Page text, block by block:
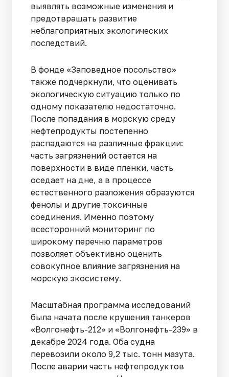
выявлять возможные изменения и
предотвращать развитие
неблагоприятных экологических
последствий.
В фонде «Заповедное посольство»
также подчеркнули, что оценивать
экологическую ситуацию только по
одному показателю недостаточно.
После попадания в морскую среду
нефтепродукты постепенно
распадаются на различные фракции:
часть загрязнений остается на
поверхности в виде пленки, часть
оседает на дне, а в процессе
естественного разложения образуются
фенолы и другие токсичные
соединения. Именно поэтому
всесторонний мониторинг по
широкому перечню параметров
позволяет объективно оценить
совокупное влияние загрязнения на
морскую экосистему.
Масштабная программа исследований
была начата после крушения танкеров
«Волгонефть-212» и «Волгонефть-239» в
декабре 2024 года. Оба судна
перевозили около 9,2 тыс. тонн мазута.
После аварии часть нефтепродуктов